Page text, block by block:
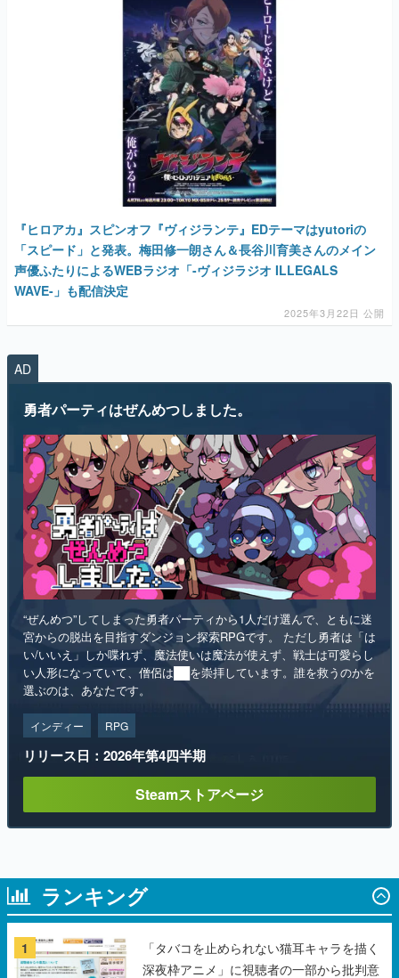
若ゲのいたり〜ゲームクリエイターの青春〜
『うつヌケ』『ペンと箸』等で知られるマンガ家・田中圭
一先生によるゲーム業界レポートマンガです。
なんでゲームは面白い？
ゲーム開発者・hamatsu氏がゲームの魅力を画面や操作の
具体的な形から解き明かしていく、硬派で骨太な評論連載
です。
ゲームが変えた日本語
「経験値」「裏技」「ラスボス」… ゲームにまつわる言葉
の起源や用法の変遷を、コンピューター文化史研究家・タ
イニーP氏が徹底調査。
カテゴリ
特集記事
アプリレビュー
その他
電ファミニコゲーマーとは？
運営：株式会社マレ
『ヒロアカ』スピンオフ『ヴィジランテ』EDテーマはyutoriの
「スピード」と発表。梅田修一朗さん＆長谷川育美さんのメイン
声優ふたりによるWEBラジオ「-ヴィジラジオ ILLEGALS
WAVE-」も配信決定
2025年3月22日 公開
“ぜんめつ”してしまった勇者パーティから1人だけ選んで、ともに迷
宮からの脱出を目指すダンジョン探索RPGです。 ただし勇者は「は
い/いいえ」しか喋れず、魔法使いは魔法が使えず、戦士は可愛らし
い人形になっていて、僧侶は██を崇拝しています。誰を救うのかを
選ぶのは、あなたです。
インディー RPG
リリース日：2026年第4四半期
ランキング
1
「タバコを止められない猫耳キャラを描く
深夜枠アニメ」に視聴者の一部から批判意
見。違法薬物の使用と思しき描写も含め
て、BPOが議論を交わす